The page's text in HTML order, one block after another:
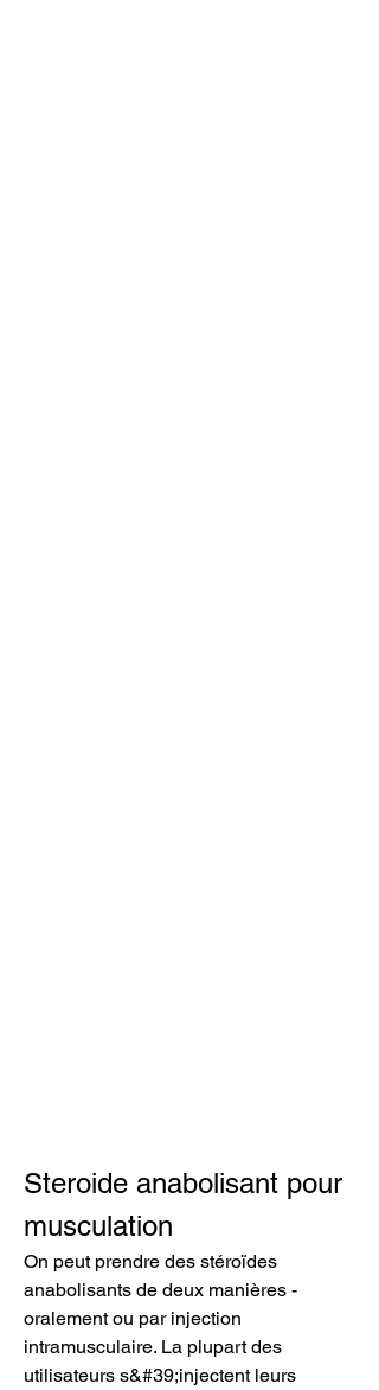
Steroide anabolisant pour
musculation
On peut prendre des stéroïdes
anabolisants de deux manières -
oralement ou par injection
intramusculaire. La plupart des
utilisateurs s&#39;injectent leurs